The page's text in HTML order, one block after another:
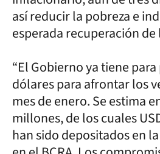
así reducir la pobreza e
esperada recuperación
“El Gobierno ya tiene
dólares para afrontar los
mes de enero. Se estima
millones, de los cuales
han sido depositados en